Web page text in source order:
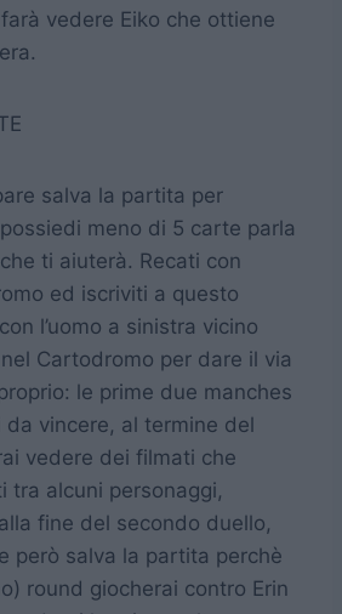
vedere Eiko che ottiene
salva la partita per
meno di 5 carte parla
ti aiuterà. Recati con
ed iscriviti a questo
l’uomo a sinistra vicino
Cartodromo per dare il via
le prime due manches
da vincere, al termine del
vedere dei filmati che
tra alcuni personaggi,
fine del secondo duello,
però salva la partita perchè
round giocherai contro Erin